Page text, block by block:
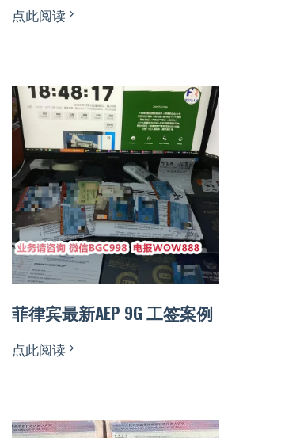
点此阅读
菲律宾最新AEP 9G 工签案例
点此阅读